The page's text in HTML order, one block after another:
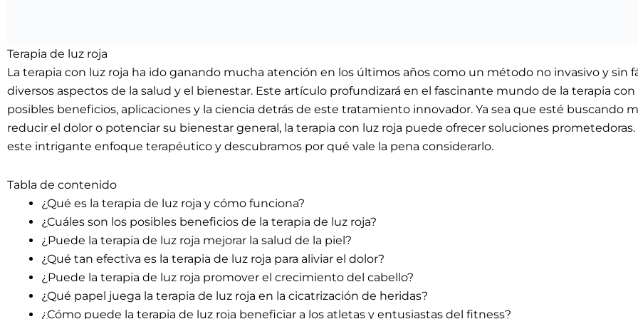
Terapia de luz roja
La terapia con luz roja ha ido ganando mucha atención en los últimos años como un método no invasivo y sin
diversos aspectos de la salud y el bienestar. Este artículo profundizará en el fascinante mundo de la terapia con
posibles beneficios, aplicaciones y la ciencia detrás de este tratamiento innovador. Ya sea que esté buscando
reducir el dolor o potenciar su bienestar general, la terapia con luz roja puede ofrecer soluciones
este intrigante enfoque terapéutico y descubramos por qué vale la pena considerarlo.
Tabla de contenido
¿Qué es la terapia de luz roja y cómo funciona?
¿Cuáles son los posibles beneficios de la terapia de luz roja?
¿Puede la terapia de luz roja mejorar la salud de la piel?
¿Qué tan efectiva es la terapia de luz roja para aliviar el dolor?
¿Puede la terapia de luz roja promover el crecimiento del cabello?
¿Qué papel juega la terapia de luz roja en la cicatrización de heridas?
¿Cómo puede la terapia de luz roja beneficiar a los atletas y entusiastas del fitness?